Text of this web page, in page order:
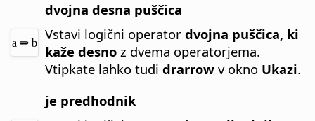
dvojna desna puščica
Vstavi logični operatordvojna puščica, ki
kaže desno z dvema operatorjema.
Vtipkate lahko tudidrarrow v okno Ukazi.
je predhodnik